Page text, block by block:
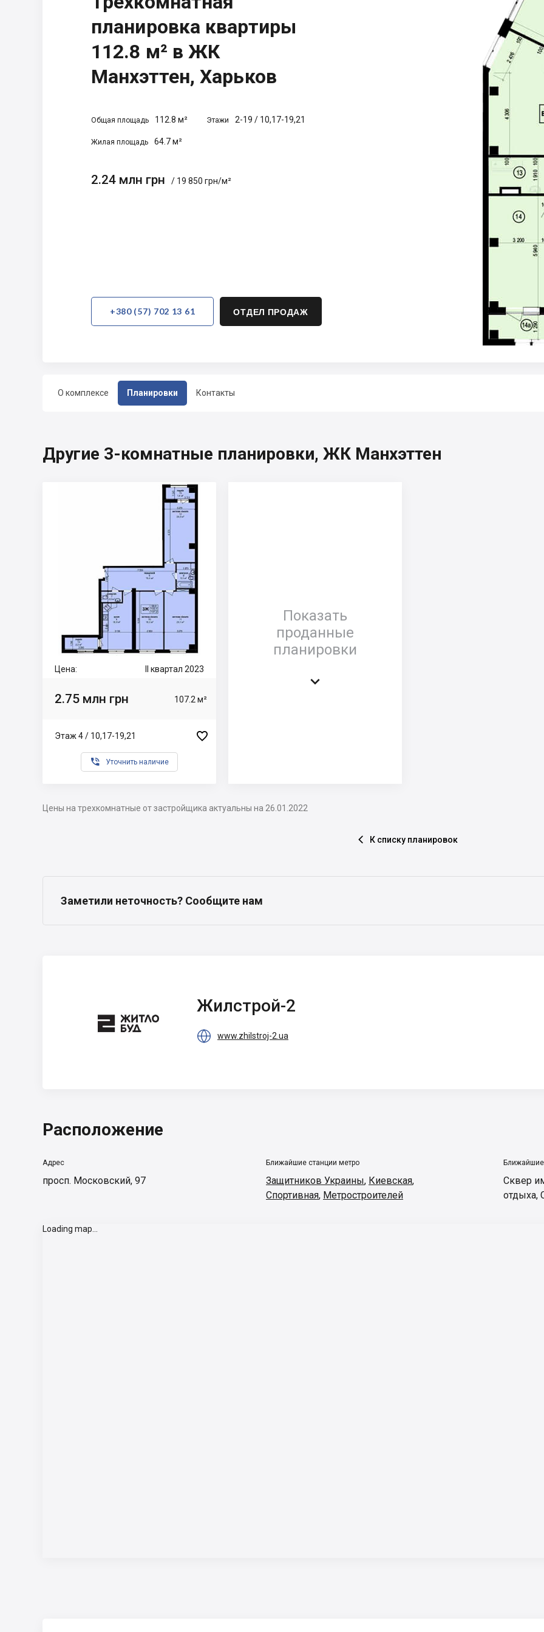
О комплексе Планировки Контакты
планировка квартиры
112.8 м² в ЖК
Манхэттен, Харьков
Общая площадь 112.8 м² Этажи 2-19 / 10,17-19,21
Жилая площадь 64.7 м²
2.24 млн грн / 19 850 грн/м²
+380 (57) 702 13 61 ОТДЕЛ ПРОДАЖ
Другие 3-комнатные планировки, ЖК Манхэттен
Цена: II квартал 2023
2.75 млн грн 107.2 м²
Этаж 4 / 10,17-19,21 
 Уточнить наличие
Показать
проданные
планировки

Цены на трехкомнатные от застройщика актуальны на 26.01.2022
 К списку планировок
Заметили неточность? Сообщите нам
Жилстрой-2
 www.zhilstroj-2.ua
Расположение
Адрес
просп. Московский, 97
Ближайшие станции метро
Защитников Украины, Киевская,
Спортивная, Метростроителей
Сквер
отдыха,
Loading map...